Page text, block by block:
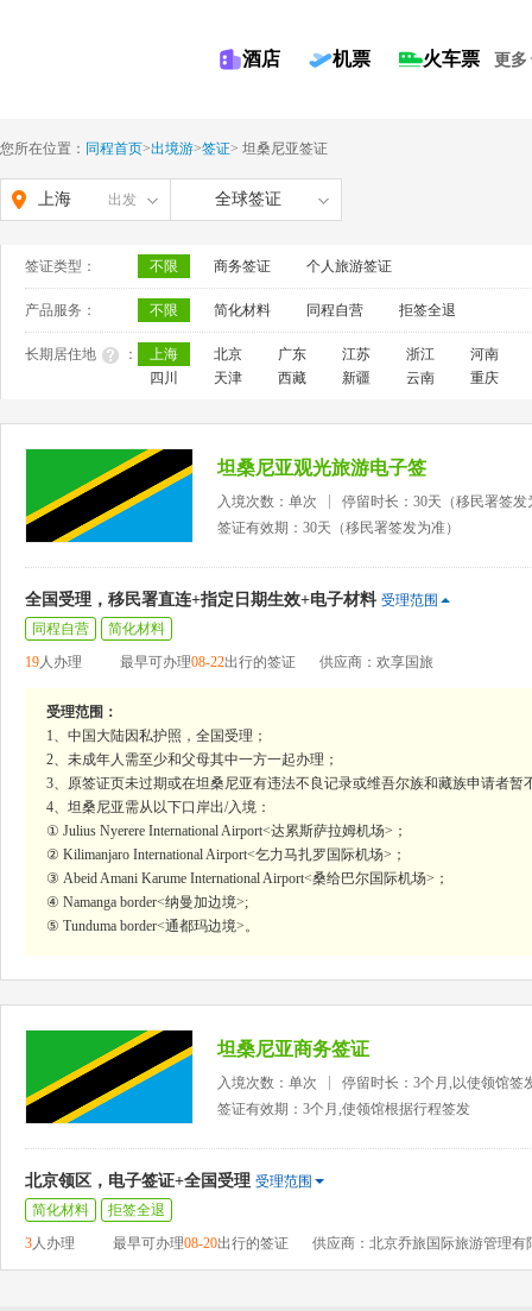
酒店 机票 火车票 更多
您所在位置： 同程首页>出境游>签证> 坦桑尼亚签证
上海 出发 全球签证
签证类型： 不限 商务签证 个人旅游签证
产品服务： 不限 简化材料 同程自营 拒签全退
长期居住地 ： 上海 北京 广东 江苏 浙江
河南
四川
天津 西藏 新疆 云南 重庆
坦桑尼亚观光旅游电子签
入境次数：单次
停留时长：30天（移民署签发
签证有效期：30天（移民署签发为准）
全国受理，移民署直连+指定日期生效+电子材料 受理范围
同程自营
简化材料
19人办理 最早可办理08-22出行的签证 供应商：欢享国旅
受理范围：
1、中国大陆因私护照，全国受理；
2、未成年人需至少和父母其中一方一起办理；
3、原签证页未过期或在坦桑尼亚有违法不良记录或维吾尔族和藏族申请者暂
4、坦桑尼亚需从以下口岸出/入境：
① Julius Nyerere International Airport<达累斯萨拉姆机场>；
② Kilimanjaro International Airport<乞力马扎罗国际机场>；
③ Abeid Amani Karume International Airport<桑给巴尔国际机场>；
④ Namanga border<纳曼加边境>;
⑤ Tunduma border<通都玛边境>。
坦桑尼亚商务签证
入境次数：单次
停留时长：3个月,以使领馆签
签证有效期：3个月,使领馆根据行程签发
北京领区，电子签证+全国受理 受理范围
简化材料
拒签全退
3人办理 最早可办理08-20出行的签证 供应商：北京乔旅国际旅游管理有